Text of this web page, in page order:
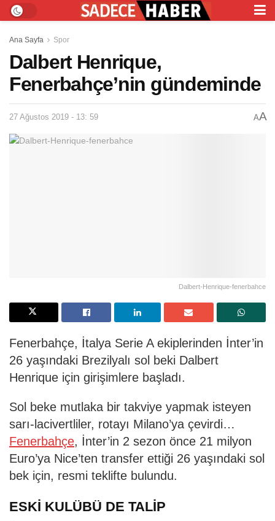
Ana Sayfa Spor
Dalbert Henrique,
Fenerbahçe’nin gündeminde
27 Ağustos 2019 - 13: 59 AA
Dalbert-Henrique-fenerbahce
Fenerbahçe, İtalya Serie A ekiplerinden İnter’in
26 yaşındaki Brezilyalı sol beki Dalbert
Henrique için girişimlere başladı.
Sol beke mutlaka bir takviye yapmak isteyen
sarı-lacivertliler, rotayı Milano’ya çevirdi…
Fenerbahçe, İnter’in 2 sezon önce 21 milyon
Euro’ya Nice’ten transfer ettiği 26 yaşındaki sol
bek için, resmi teklifte bulundu.
ESKİ KULÜBÜ DE TALİP